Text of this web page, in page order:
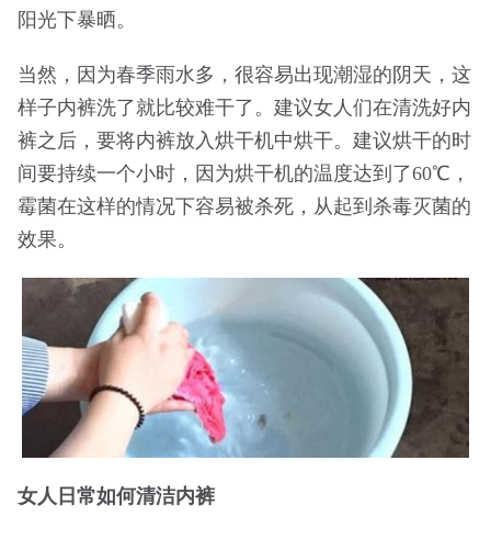
阳光下暴晒。
当然，因为春季雨水多，很容易出现潮湿的阴天，这
样子内裤洗了就比较难干了。建议女人们在清洗好内
裤之后，要将内裤放入烘干机中烘干。建议烘干的时
间要持续一个小时，因为烘干机的温度达到了60℃，
霉菌在这样的情况下容易被杀死，从起到杀毒灭菌的
效果。
女人日常如何清洁内裤